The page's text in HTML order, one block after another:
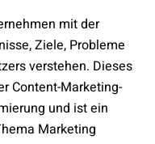
mit der
Ziele, Probleme
verstehen. Dieses
Content-Marketing-
und ist ein
Marketing